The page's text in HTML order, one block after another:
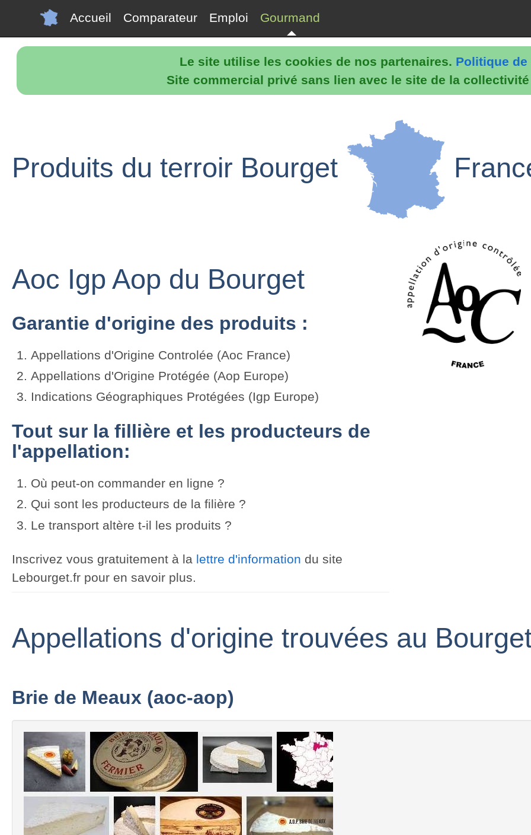
Le site utilise les cookies de nos partenaires. Politique
Site commercial privé sans lien avec le site de la
Accueil Comparateur Emploi Gourmand
Produits du terroir Bourget
Aoc Igp Aop du Bourget
Garantie d'origine des produits :
Appellations d'Origine Controlée (Aoc France)
Appellations d'Origine Protégée (Aop Europe)
Indications Géographiques Protégées (Igp Europe)
Tout sur la fillière et les producteurs de
l'appellation:
Où peut-on commander en ligne ?
Qui sont les producteurs de la filière ?
Le transport altère t-il les produits ?
Inscrivez vous gratuitement à la lettre d'information du site
Lebourget.fr pour en savoir plus.
Appellations d'origine trouvées au
Brie de Meaux (aoc-aop)